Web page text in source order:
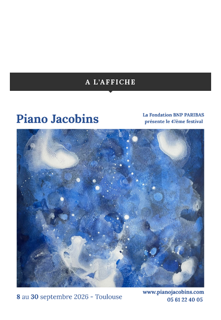
A L’AFFICHE